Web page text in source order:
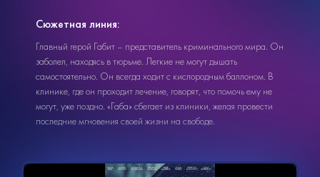
Сюжетная линия:
Главный герой Габит – представитель криминального мира. Он
заболел, находясь в тюрьме. Легкие не могут дышать
самостоятельно. Он всегда ходит с кислородным баллоном. В
клинике, где он проходит лечение, говорят, что помочь ему не
могут, уже поздно. «Габа» сбегает из клиники, желая провести
последние мгновения своей жизни на свободе.